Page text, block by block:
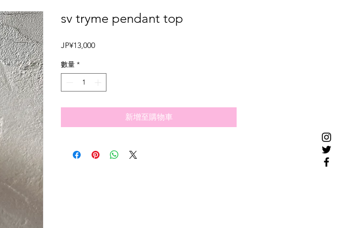
sv tryme pendant top
JP¥13,000價
數量 *
新增至購物車